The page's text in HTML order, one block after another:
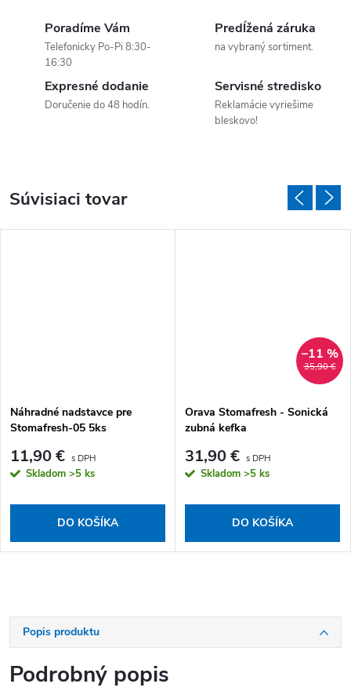
Poradíme Vám
Telefonicky Po-Pi 8:30-
16:30
Predĺžená záruka
na vybraný sortiment.
Expresné dodanie
Doručenie do 48 hodín.
Servisné stredisko
Reklamácie vyriešime
bleskovo!
Súvisiaci tovar
Náhradné nadstavce pre
Stomafresh-05 5ks
11,90 €
Skladom >5 ks
DO KOŠÍKA
35,90 €
–11 %
Orava Stomafresh - Sonická
zubná kefka
31,90 €
Skladom >5 ks
DO KOŠÍKA
Popis produktu
Podrobný popis